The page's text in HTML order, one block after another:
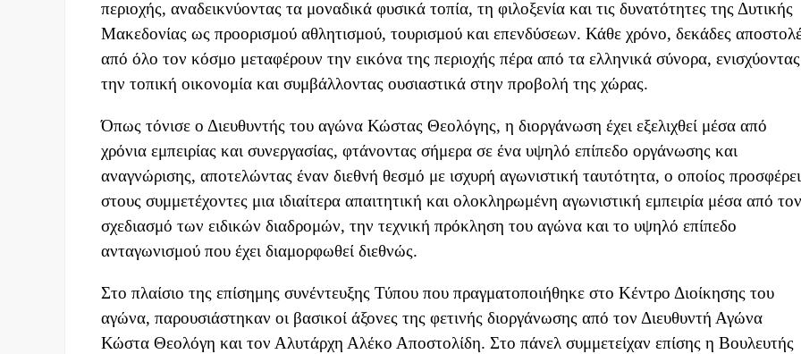
περιοχής, αναδεικνύοντας τα μοναδικά φυσικά τοπία, τη φιλοξενία και τις δυνατότητες της Δυτικής
Μακεδονίας ως προορισμού αθλητισμού, τουρισμού και επενδύσεων. Κάθε χρόνο, δεκάδες
από όλο τον κόσμο μεταφέρουν την εικόνα της περιοχής πέρα από τα ελληνικά σύνορα, ενισχύοντας
την τοπική οικονομία και συμβάλλοντας ουσιαστικά στην προβολή της χώρας.
Όπως τόνισε ο Διευθυντής του αγώνα Κώστας Θεολόγης, η διοργάνωση έχει εξελιχθεί μέσα από
χρόνια εμπειρίας και συνεργασίας, φτάνοντας σήμερα σε ένα υψηλό επίπεδο οργάνωσης και
αναγνώρισης, αποτελώντας έναν διεθνή θεσμό με ισχυρή αγωνιστική ταυτότητα, ο οποίος προσφέρει
στους συμμετέχοντες μια ιδιαίτερα απαιτητική και ολοκληρωμένη αγωνιστική εμπειρία μέσα από τον
σχεδιασμό των ειδικών διαδρομών, την τεχνική πρόκληση του αγώνα και το υψηλό επίπεδο
ανταγωνισμού που έχει διαμορφωθεί διεθνώς.
Στο πλαίσιο της επίσημης συνέντευξης Τύπου που πραγματοποιήθηκε στο Κέντρο Διοίκησης του
αγώνα, παρουσιάστηκαν οι βασικοί άξονες της φετινής διοργάνωσης από τον Διευθυντή Αγώνα
Κώστα Θεολόγη και τον Αλυτάρχη Αλέκο Αποστολίδη. Στο πάνελ συμμετείχαν επίσης η Βουλευτής